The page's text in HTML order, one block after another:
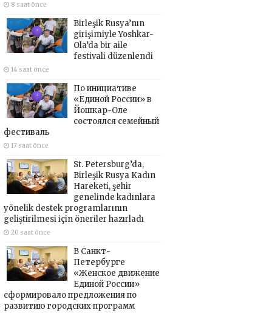
8 saat önce
Birleşik Rusya’nın
girişimiyle Yoshkar-
Ola’da bir aile
festivali düzenlendi
14 saat önce
По инициативе
«Единой России» в
Йошкар-Оле
состоялся семейный
фестиваль
17 saat önce
St. Petersburg’da,
Birleşik Rusya Kadın
Hareketi, şehir
genelinde kadınlara
yönelik destek programlarının
geliştirilmesi için öneriler hazırladı
20 saat önce
В Санкт-
Петербурге
«Женское движение
Единой России»
сформировало предложения по
развитию городских программ